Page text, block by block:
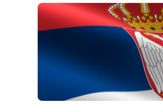
и други
Београд, улица
изменама, Управа за